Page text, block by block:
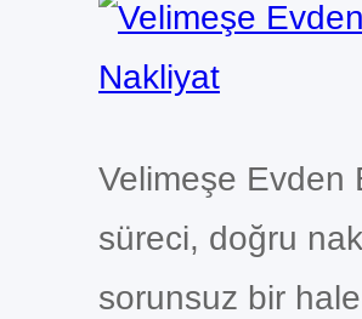
Velimeşe Evden
süreci, doğru
sorunsuz bir